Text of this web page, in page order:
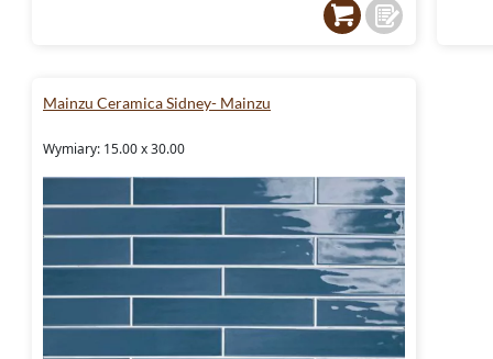
Mainzu Ceramica Sidney- Mainzu
Wymiary: 15.00 x 30.00